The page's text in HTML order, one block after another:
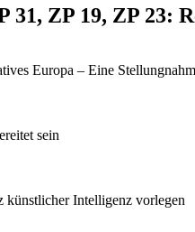
31, ZP 19, ZP 23:
Europa – Eine
sein
künstlicher Intelligenz vorlegen